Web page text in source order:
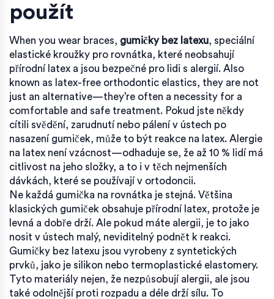
použít
When you wear braces, gumičky bez latexu, speciální
elastické kroužky pro rovnátka, které neobsahují
přírodní latex a jsou bezpečné pro lidi s alergií. Also
known as latex-free orthodontic elastics, they are not
just an alternative—they’re often a necessity for a
comfortable and safe treatment. Pokud jste někdy
cítili svědění, zarudnutí nebo pálení v ústech po
nasazení gumiček, může to být reakce na latex. Alergie
na latex není vzácnost—odhaduje se, že až 10 % lidí má
citlivost na jeho složky, a to i v těch nejmenších
dávkách, které se používají v ortodoncii.
Ne každá gumička na rovnátka je stejná. Většina
klasických gumiček obsahuje přírodní latex, protože je
levná a dobře drží. Ale pokud máte alergii, je to jako
nosit v ústech malý, neviditelný podnět k reakci.
Gumičky bez latexu jsou vyrobeny z syntetických
prvků, jako je silikon nebo termoplastické elastomery.
Tyto materiály nejen, že nezpůsobují alergii, ale jsou
také odolnější proti rozpadu a déle drží sílu. To